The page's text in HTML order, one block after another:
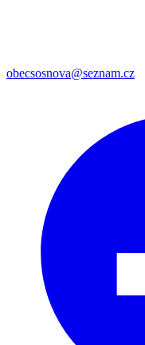
obecsosnova@seznam.cz